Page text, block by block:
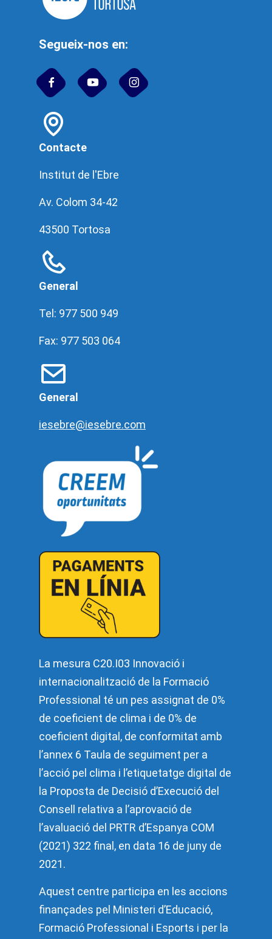
Segueix-nos en:
Contacte
Institut de l'Ebre
Av. Colom 34-42
43500 Tortosa
General
Tel: 977 500 949
Fax: 977 503 064
General
iesebre@iesebre.com
La mesura C20.I03 Innovació i
internacionalització de la Formació
Professional té un pes assignat de 0%
de coeficient de clima i de 0% de
coeficient digital, de conformitat amb
l’annex 6 Taula de seguiment per a
l’acció pel clima i l’etiquetatge digital de
la Proposta de Decisió d’Execució del
Consell relativa a l’aprovació de
l’avaluació del PRTR d’Espanya COM
(2021) 322 final, en data 16 de juny de
2021.
Aquest centre participa en les accions
finançades pel Ministeri d’Educació,
Formació Professional i Esports i per la